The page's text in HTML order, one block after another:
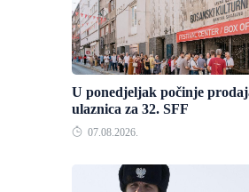
U ponedjeljak počinje
ulaznica za 32. SFF
07.08.2026.